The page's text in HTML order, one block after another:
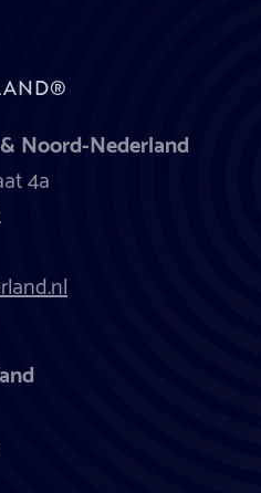
Noord-Nederland
4a